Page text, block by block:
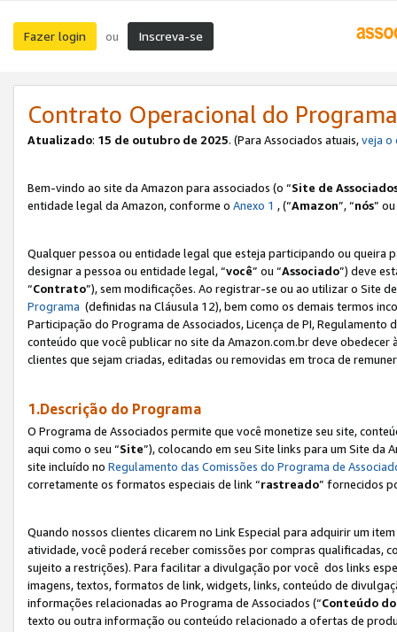
Fazer login ou Inscreva-se
Contrato Operacional do
Atualizado: 15 de outubro de 2025. (Para Associados atuais,veja o
Bem-vindo ao site da Amazon para associados (o “Site de
entidade legal da Amazon, conforme o Anexo 1 , (“Amazon”, “nós”
Qualquer pessoa ou entidade legal que esteja participando ou queira
designar a pessoa ou entidade legal, “você” ou “Associado”) deve
“Contrato”), sem modificações. Ao registrar-se ou ao utilizar o Site
Programa (definidas na Cláusula 12), bem como os demais termos
Participação do Programa de Associados, Licença de PI,
conteúdo que você publicar no site da Amazon.com.br deve
clientes que sejam criadas, editadas ou removidas em troca de
1.Descrição do Programa
O Programa de Associados permite que você monetize seu site,
aqui como o seu “Site”), colocando em seu Site links para um Site da
site incluído no Regulamento das Comissões do Programa de
corretamente os formatos especiais de link “rastreado” fornecidos
Quando nossos clientes clicarem no Link Especial para adquirir um
atividade, você poderá receber comissões por compras qualificadas,
sujeito a restrições). Para facilitar a divulgação por você dos links
imagens, textos, formatos de link, widgets, links, conteúdo de
informações relacionadas ao Programa de Associados (“Conteúdo
texto ou outra informação ou conteúdo relacionado a ofertas de